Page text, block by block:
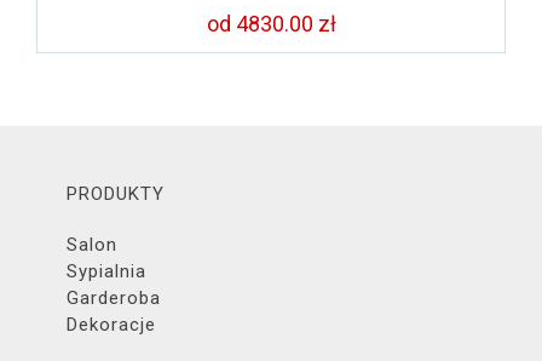
od 4830.00 zł
PRODUKTY
Salon
Sypialnia
Garderoba
Dekoracje